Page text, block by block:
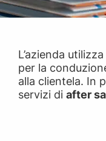
L’azienda utilizza
per la
alla clientela. In
servizi di after